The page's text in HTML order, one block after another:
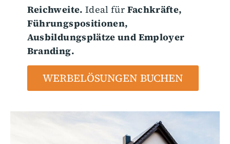
Reichweite. Ideal für Fachkräfte,
Führungspositionen,
Ausbildungsplätze und Employer
Branding.
WERBELÖSUNGEN BUCHEN